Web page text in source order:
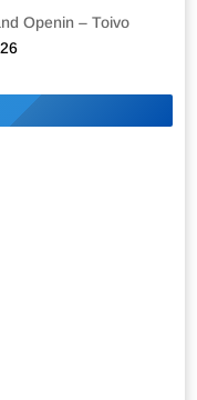
Openin – Toivo